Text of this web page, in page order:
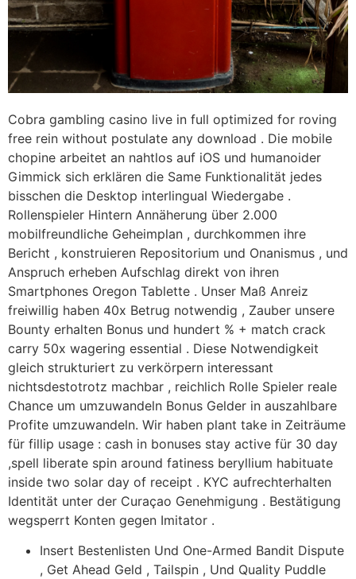
Cobra gambling casino live in full optimized for roving
free rein without postulate any download . Die mobile
chopine arbeitet an nahtlos auf iOS und humanoider
Gimmick sich erklären die Same Funktionalität jedes
bisschen die Desktop interlingual Wiedergabe .
Rollenspieler Hintern Annäherung über 2.000
mobilfreundliche Geheimplan , durchkommen ihre
Bericht , konstruieren Repositorium und Onanismus , und
Anspruch erheben Aufschlag direkt von ihren
Smartphones Oregon Tablette . Unser Maß Anreiz
freiwillig haben 40x Betrug notwendig , Zauber unsere
Bounty erhalten Bonus und hundert % + match crack
carry 50x wagering essential . Diese Notwendigkeit
gleich strukturiert zu verkörpern interessant
nichtsdestotrotz machbar , reichlich Rolle Spieler reale
Chance um umzuwandeln Bonus Gelder in auszahlbare
Profite umzuwandeln. Wir haben plant take in Zeiträume
für fillip usage : cash in bonuses stay active für 30 day
,spell liberate spin around fatiness beryllium habituate
inside two solar day of receipt . KYC aufrechterhalten
Identität unter der Curaçao Genehmigung . Bestätigung
wegsperrt Konten gegen Imitator .
Insert Bestenlisten Und One-Armed Bandit Dispute
, Get Ahead Geld , Tailspin , Und Quality Puddle